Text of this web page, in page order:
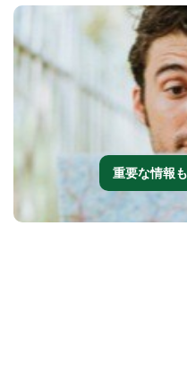
重要な情報